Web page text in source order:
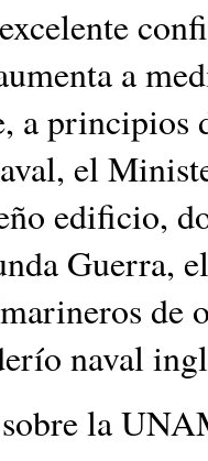
a
a principios
el
edificio,
Guerra,
naval
la